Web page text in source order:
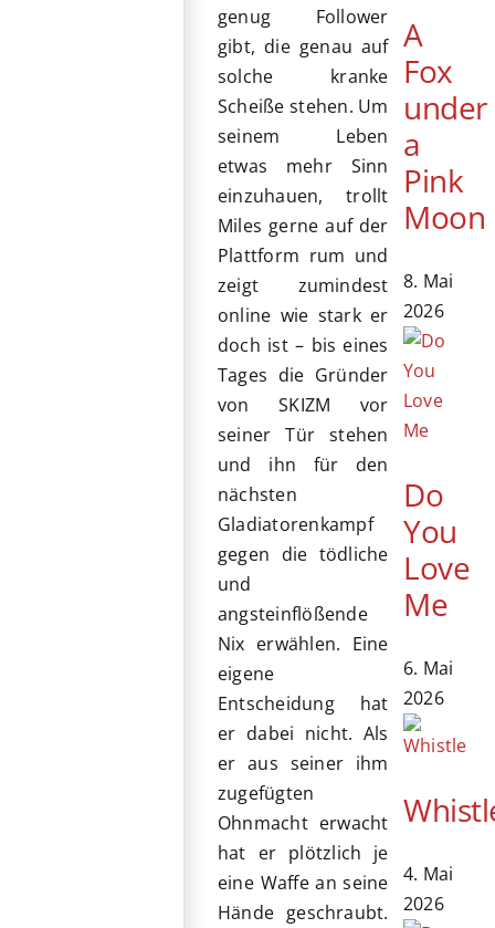
genug Follower
gibt, die genau auf
solche kranke
Scheiße stehen. Um
seinem Leben
etwas mehr Sinn
einzuhauen, trollt
Miles gerne auf der
Plattform rum und
zeigt zumindest
online wie stark er
doch ist – bis eines
Tages die Gründer
von SKIZM vor
seiner Tür stehen
und ihn für den
nächsten
Gladiatorenkampf
gegen die tödliche
und
angsteinflößende
Nix erwählen. Eine
eigene
Entscheidung hat
er dabei nicht. Als
er aus seiner ihm
zugefügten
Ohnmacht erwacht
hat er plötzlich je
eine Waffe an seine
Hände geschraubt.
A
Fox
under
a
Pink
Moon
8. Mai
2026
Do
You
Love
Me
6. Mai
2026
4. Mai
2026